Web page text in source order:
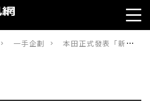
一手企劃 本田正式發表「新型 N-ONE e：」！這次亮點在於提供「三種專屬外觀設計」以及提升便利性的多項配件，同時本田官方配件系列「Premium Style」也同步推出，讓車主可以打造更具個性化的 N-ONE e：！￼￼￼